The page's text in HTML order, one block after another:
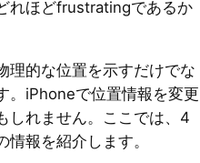
れほどfrustratingであるか
理的な位置を示すだけでな
。iPhoneで位置情報を変更
しれません。ここでは、4
報を紹介します。